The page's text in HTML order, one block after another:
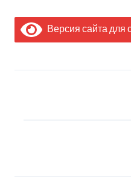
Версия сайта для